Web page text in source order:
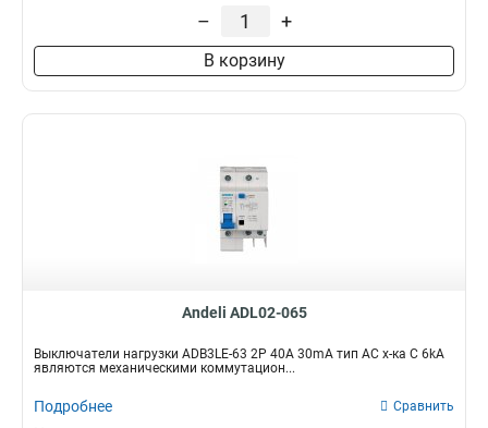
– +
В корзину
Andeli ADL02-065
Выключатели нагрузки ADB3LE-63 2P 40A 30mA тип AC х-ка С 6kA
являются механическими коммутацион...
Подробнее Сравнить